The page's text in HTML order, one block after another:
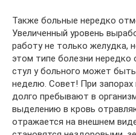
Также больные нередко
Увеличенный уровень
работу не только желудка,
этом типе болезни
стул у больного может
неделю. Совет! При
долго пребывают в
выделению в кровь
отражается на внешнем